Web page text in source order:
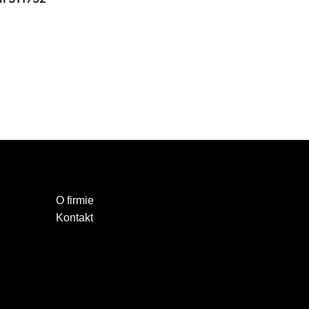
O firmie
Kontakt